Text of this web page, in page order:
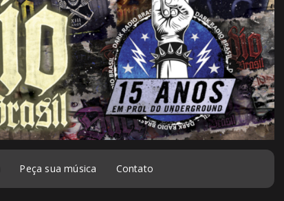
Peça sua música Contato